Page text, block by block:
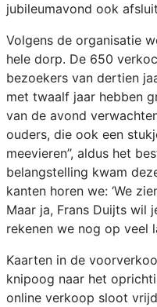
jubileumavond ook
Volgens de organisatie
hele dorp. De 650
bezoekers van dertien
met twaalf jaar hebben
van de avond
ouders, die ook een
meevieren’’, aldus het
belangstelling kwam
kanten horen we: ‘We
Maar ja, Frans Duijts wil
rekenen we nog op veel
Kaarten in de
knipoog naar het
online verkoop sloot